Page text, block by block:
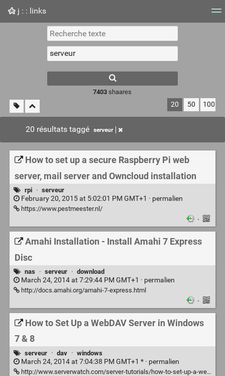
j : : links
Nuage de tags Mur d'images
7403 shaares
20 50 100
20 résultats taggé serveur
How to set up a secure Raspberry Pi web
server, mail server and Owncloud installation
rpi · serveur
February 20, 2015 at 5:02:01 PM GMT+1 · permalien
https://www.pestmeester.nl/
·
Amahi Installation - Install Amahi 7 Express
Disc
nas · serveur · download
March 24, 2014 at 7:29:44 PM GMT+1 · permalien
http://docs.amahi.org/amahi-7-express.html
·
How to Set Up a WebDAV Server in Windows
7 & 8
serveur · dav · windows
March 24, 2014 at 7:04:38 PM GMT+1 * · permalien
http://www.serverwatch.com/server-tutorials/how-to-set-up-a-webdav-server-in-windows-7-8.html